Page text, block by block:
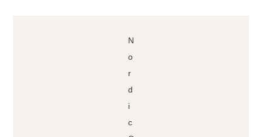
N
o
r
d
i
c